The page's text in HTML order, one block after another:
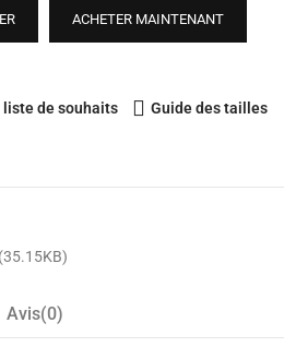
ACHETER MAINTENANT
liste de souhaits Guide des tailles
Avis(0)